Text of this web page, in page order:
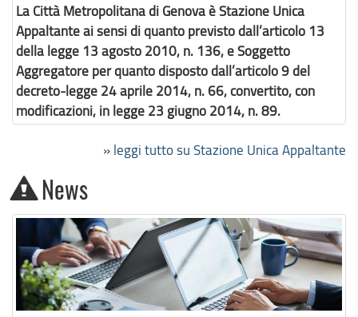
La Città Metropolitana di Genova è Stazione Unica
Appaltante ai sensi di quanto previsto dall’articolo 13
della legge 13 agosto 2010, n. 136, e Soggetto
Aggregatore per quanto disposto dall’articolo 9 del
decreto-legge 24 aprile 2014, n. 66, convertito, con
modificazioni, in legge 23 giugno 2014, n. 89.
» leggi tutto su Stazione Unica Appaltante
News